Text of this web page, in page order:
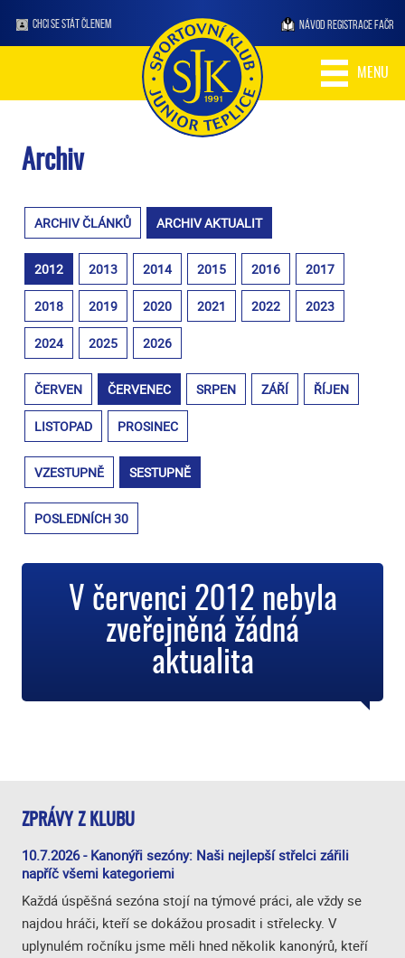
CHCI SE STÁT ČLENEM NÁVOD REGISTRACE FAČR
MENU
Archiv
ARCHIV ČLÁNKŮ ARCHIV AKTUALIT
2012 2013 2014 2015 2016 2017
2018 2019 2020 2021 2022 2023
2024 2025 2026
ČERVEN ČERVENEC SRPEN ZÁŘÍ ŘÍJEN
LISTOPAD PROSINEC
VZESTUPNĚ SESTUPNĚ
POSLEDNÍCH 30
V červenci 2012 nebyla
zveřejněná žádná
aktualita
ZPRÁVY Z KLUBU
10.7.2026 - Kanonýři sezóny: Naši nejlepší střelci zářili
napříč všemi kategoriemi
Každá úspěšná sezóna stojí na týmové práci, ale vždy se
najdou hráči, kteří se dokážou prosadit i střelecky. V
uplynulém ročníku jsme měli hned několik kanonýrů, kteří